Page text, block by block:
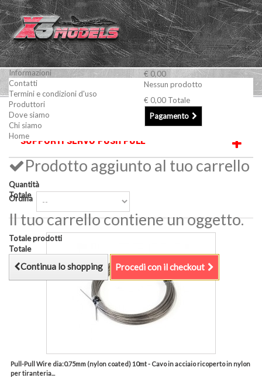
Informazioni
Contatti
Termini e condizioni d'uso
Produttori
Dove siamo
Chi siamo
Home
€ 0,00
Nessun prodotto
€ 0,00 Totale
Pagamento
Prodotto aggiunto al tuo carrello
Quantità
Totale
Il tuo carrello contiene un oggetto.
Totale prodotti
Totale
Continua lo shopping Procedi con il checkout
Supporti servo PUSH PULL
SUPPORTI SERVO PUSH PULL
Ordina
Pull-Pull Wire dia:0.75mm (nylon coated) 10mt - Cavo in acciaio ricoperto in nylon
per tiranteria...